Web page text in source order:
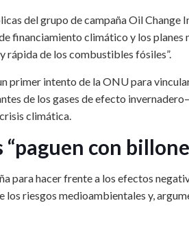
del grupo de campaña Oil Change
financiamiento climático y los planes
rápida de los combustibles fósiles”.
primer intento de la ONU para
de los gases de efecto
climática.
con
para hacer frente a los efectos
riesgos medioambientales y,